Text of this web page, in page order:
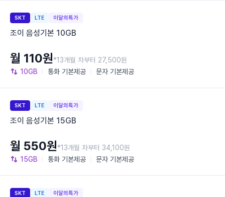
SKT LTE 이달의특가
조이 음성기본 10GB
10GB 통화 기본제공 문자 기본제공
월 110원*13개월 차부터 27,500원
SKT LTE 이달의특가
조이 음성기본 15GB
15GB 통화 기본제공 문자 기본제공
월 550원*13개월 차부터 34,100원
SKT LTE 이달의특가